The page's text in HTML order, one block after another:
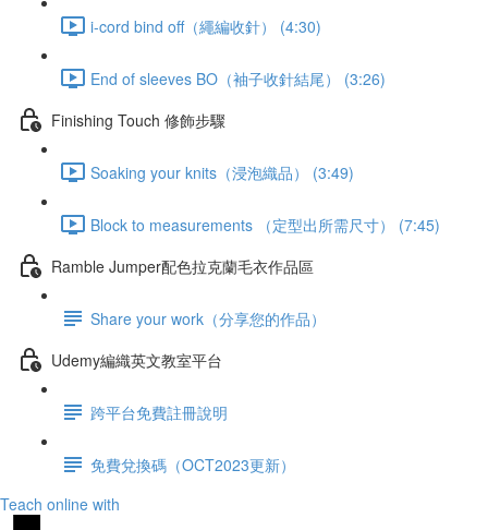
i-cord bind off（繩編收針） (4:30)
End of sleeves BO（袖子收針結尾） (3:26)
Finishing Touch 修飾步驟
Soaking your knits（浸泡織品） (3:49)
Block to measurements （定型出所需尺寸） (7:45)
Ramble Jumper配色拉克蘭毛衣作品區
Share your work（分享您的作品）
Udemy編織英文教室平台
跨平台免費註冊說明
免費兌換碼（OCT2023更新）
Teach online with